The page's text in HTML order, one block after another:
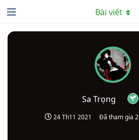
Sa Trọng
24 Th11 2021 Đã tham gia
Bài viết